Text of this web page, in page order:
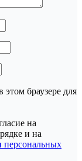
браузере для
на
и на
персональных